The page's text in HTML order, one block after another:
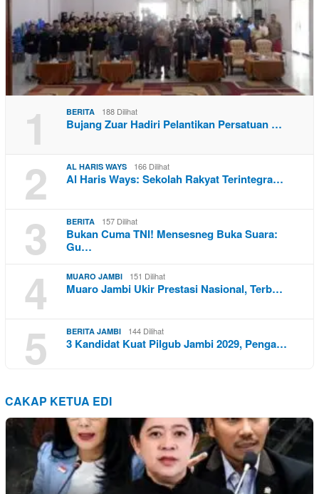
1 BERITA 188 Dilihat
Bujang Zuar Hadiri Pelantikan Persatuan …
2 AL HARIS WAYS 166 Dilihat
Al Haris Ways: Sekolah Rakyat Terintegra…
3 BERITA 157 Dilihat
Bukan Cuma TNI! Mensesneg Buka Suara:
Gu…
4 MUARO JAMBI 151 Dilihat
Muaro Jambi Ukir Prestasi Nasional, Terb…
5 BERITA JAMBI 144 Dilihat
3 Kandidat Kuat Pilgub Jambi 2029, Penga…
CAKAP KETUA EDI